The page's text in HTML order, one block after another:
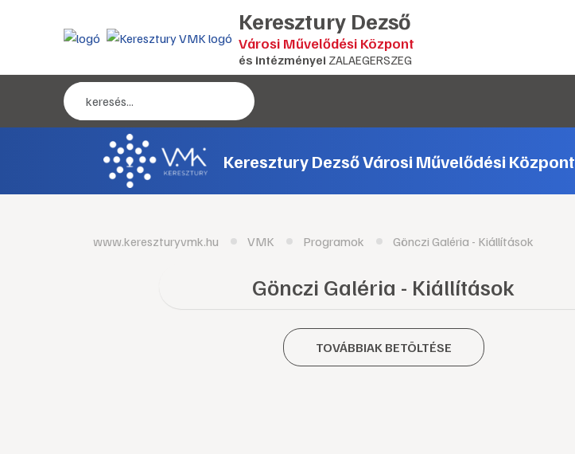
Keresztury Dezső
Városi Művelődési Központ
és intézményei ZALAEGERSZEG
Keresztury Dezső Városi Művelődési Központ
www.kereszturyvmk.hu VMK Programok Gönczi Galéria - Kiállítások
Gönczi Galéria - Kiállítások
TOVÁBBIAK BETÖLTÉSE